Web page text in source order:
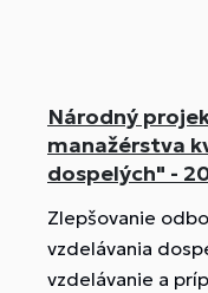
Národný
manažérstva
dospelých" -
Zlepšovanie
vzdelávania
vzdelávanie a